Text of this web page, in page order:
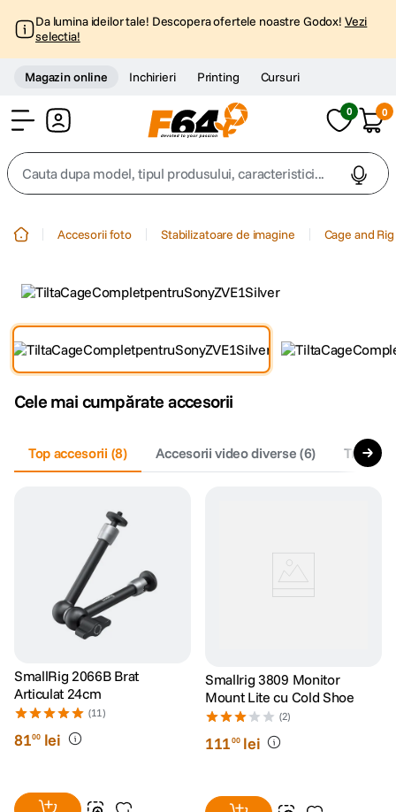
Da lumina ideilor tale! Descopera ofertele noastre Godox! Vezi
selectia!
Magazin online Inchirieri Printing Cursuri
0 0
Cauta dupa model, tipul produsului, caracteristici...
3. trepied telefon
peak design
lavaliera
sony fx
card memorie
dji mic mini
Accesorii foto Stabilizatoare de imagine Cage and Rig
Cele mai cumpărate accesorii
Top accesorii (8) Accesorii video diverse (6) Travel(
SmallRig 2066B Brat
Articulat 24cm
(11)
8100 lei
Smallrig 3809 Monitor
Mount Lite cu Cold Shoe
(2)
11100 lei